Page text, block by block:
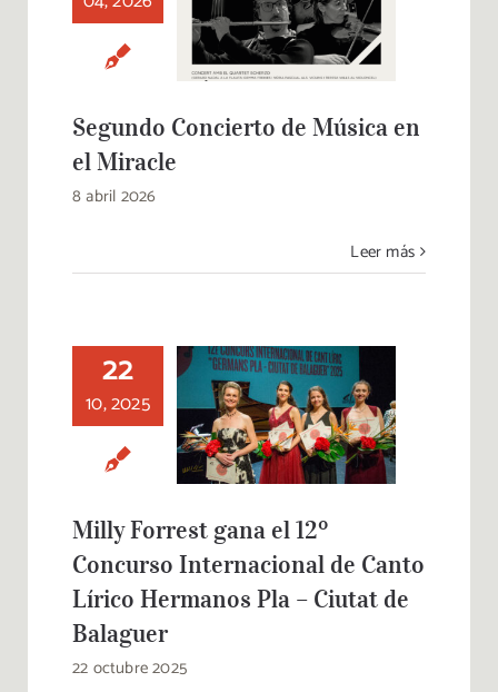
Segundo Concierto
de Música en el
Miracle
Segundo Concierto de Música en
el Miracle
8 abril 2026
Leer más
22
10, 2025
Milly Forrest gana
el 12º Concurso
Internacional de
Canto Lírico
Hermanos Pla –
Milly Forrest gana el 12º
Concurso Internacional de Canto
Lírico Hermanos Pla – Ciutat de
Balaguer
22 octubre 2025